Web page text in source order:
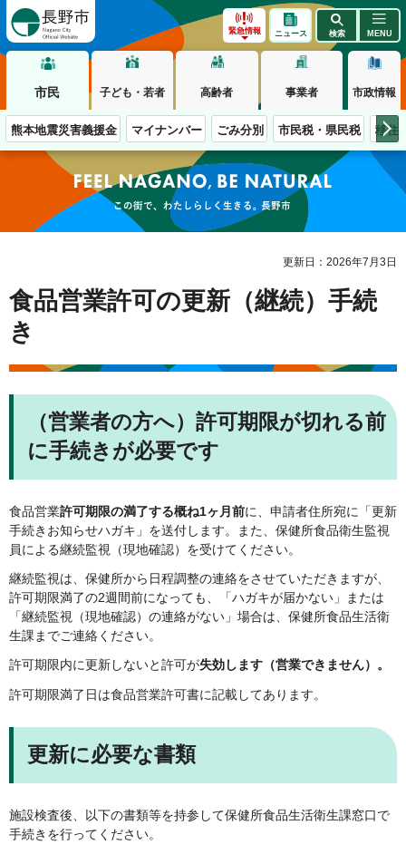
緊急情報 ニュース 検索 MENU
市民 子ども・若者 高齢者 事業者 市政情報
熊本地震災害義援金 マイナンバー ごみ分別 市民税・県民税 移住
この街で、わたしらしく生きる。長野市
更新日：2026年7月3日
食品営業許可の更新（継続）手続
き
（営業者の方へ）許可期限が切れる前
に手続きが必要です
食品営業許可期限の満了する概ね1ヶ月前に、申請者住所宛に「更新
手続きお知らせハガキ」を送付します。また、保健所食品衛生監視
員による継続監視（現地確認）を受けてください。
継続監視は、保健所から日程調整の連絡をさせていただきますが、
許可期限満了の2週間前になっても、「ハガキが届かない」または
「継続監視（現地確認）の連絡がない」場合は、保健所食品生活衛
生課までご連絡ください。
許可期限内に更新しないと許可が失効します（営業できません）。
許可期限満了日は食品営業許可書に記載してあります。
更新に必要な書類
施設検査後、以下の書類等を持参して保健所食品生活衛生課窓口で
手続きを行ってください。